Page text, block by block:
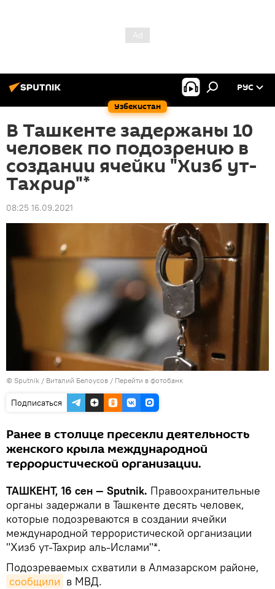
Узбекистан
РУС
В Ташкенте задержаны 10
человек по подозрению в
создании ячейки "Хизб ут-
Тахрир"*
08:25 16.09.2021
© Sputnik / Виталий Белоусов / Перейти в фотобанк
Подписаться
Ранее в столице пресекли деятельность
женского крыла международной
террористической организации.
ТАШКЕНТ, 16 сен — Sputnik. Правоохранительные
органы задержали в Ташкенте десять человек,
которые подозреваются в создании ячейки
международной террористической организации
"Хизб ут-Тахрир аль-Ислами"*.
Подозреваемых схватили в Алмазарском районе,
сообщили в МВД.